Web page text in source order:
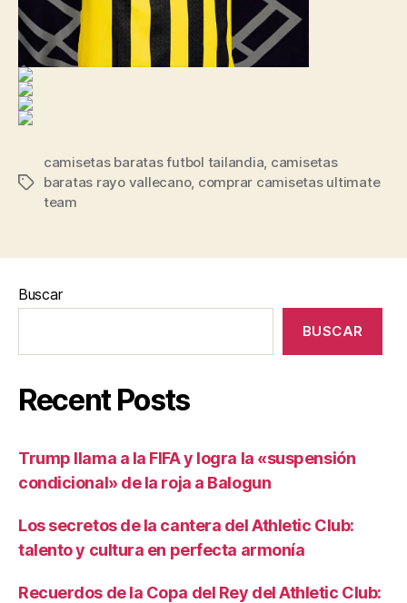
Etiquetas
camisetas baratas futbol tailandia, camisetas
baratas rayo vallecano, comprar camisetas ultimate
team
Buscar
BUSCAR
Recent Posts
Trump llama a la FIFA y logra la «suspensión
condicional» de la roja a Balogun
Los secretos de la cantera del Athletic Club:
talento y cultura en perfecta armonía
Recuerdos de la Copa del Rey del Athletic Club: